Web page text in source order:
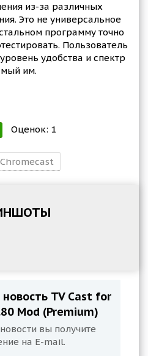
из-за различных
Это не универсальное
программу точно
Пользователь
удобства и спектр
им.
Оценок: 1
Chromecast
TV Cast for
Mod (Premium)
вы получите
на E-mail.